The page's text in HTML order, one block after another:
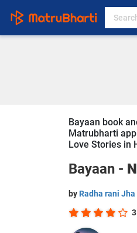
Bayaan book
Matrubharti
Love Stories in
Bayaan -
by Radha rani Jha